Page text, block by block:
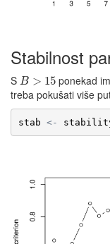
Stabilnost
S B > 15
B> 15
ponekad
treba pokušati više
stab <-